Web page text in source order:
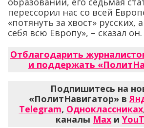
перессорил нас со всей
«потянуть за хвост» русских,
себя всю Европу», – сказал он.
Отблагодарить
и поддержать
Подпишитесь на
«ПолитНавигатор» в
Telegram, Одноклассниках
каналы Max и